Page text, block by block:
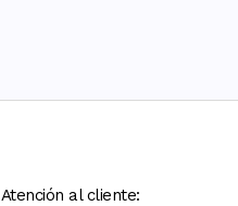
Atención al cliente: